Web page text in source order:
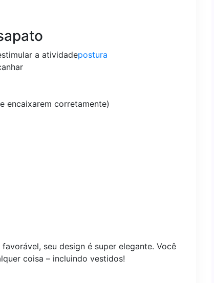
a atividadepostura
encaixarem corretamente)
seu design é super elegante. Você
coisa – incluindo vestidos!